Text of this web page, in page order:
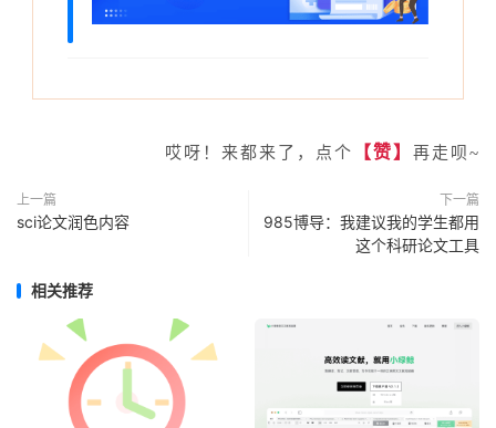
哎呀！来都来了，点个 【赞】再走呗~
上一篇
sci论文润色内容
下一篇
985博导：我建议我的学生都用
这个科研论文工具
相关推荐